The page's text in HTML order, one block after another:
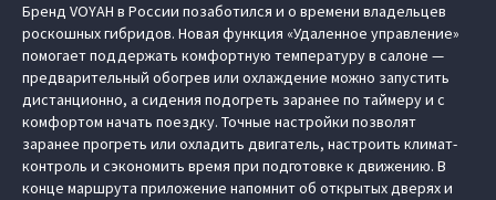
Бренд VOYAH в России позаботился и о времени владельцев
роскошных гибридов. Новая функция «Удаленное управление»
помогает поддержать комфортную температуру в салоне —
предварительный обогрев или охлаждение можно запустить
дистанционно, а сидения подогреть заранее по таймеру и с
комфортом начать поездку. Точные настройки позволят
заранее прогреть или охладить двигатель, настроить климат-
контроль и сэкономить время при подготовке к движению. В
конце маршрута приложение напомнит об открытых дверях и